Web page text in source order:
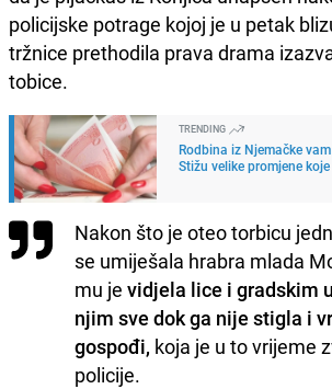
policijske potrage kojoj je u petak
tržnice prethodila prava drama
tobice.
TRENDING
Rodbina iz Njemačke
Stižu velike promjene
Nakon što je oteo torbicu
se umiješala hrabra mlada
mu je vidjela lice i gradskim
njim sve dok ga nije stigla i
gospođi, koja je u to vrijeme
policije.